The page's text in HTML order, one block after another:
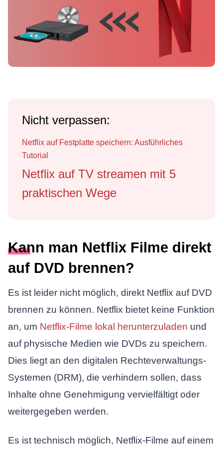
Nicht verpassen:
Netflix auf Festplatte speichern: Ausführliches
Tutorial
Netflix auf TV streamen mit 5
praktischen Wege
Kann man Netflix Filme direkt
auf DVD brennen?
Es ist leider nicht möglich, direkt Netflix auf DVD
brennen zu können. Netflix bietet keine Funktion
an, um Netflix-Filme lokal herunterzuladen und
auf physische Medien wie DVDs zu speichern.
Dies liegt an den digitalen Rechteverwaltungs-
Systemen (DRM), die verhindern sollen, dass
Inhalte ohne Genehmigung vervielfältigt oder
weitergegeben werden.
Es ist technisch möglich, Netflix-Filme auf einem